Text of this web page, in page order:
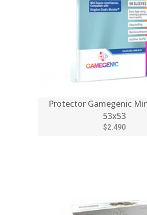
Protector Gamegenic
53x53
$2.490